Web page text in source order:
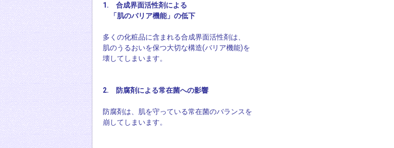
1. 合成界面活性剤による
「肌のバリア機能」の低下
多くの化粧品に含まれる合成界面活性剤は、
肌のうるおいを保つ大切な構造(バリア機能)を
壊してしまいます。
2. 防腐剤による常在菌への影響
防腐剤は、肌を守っている常在菌のバランスを
崩してしまいます。